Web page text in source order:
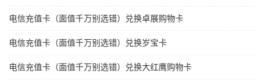
电信充值卡（面值千万别选错）兑换卓展购物卡
电信充值卡（面值千万别选错）兑换岁宝卡
电信充值卡（面值千万别选错）兑换大红鹰购物卡